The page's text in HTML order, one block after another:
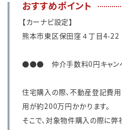
おすすめポイント
【カーナビ設定】
熊本市東区保田窪４丁目4-22
●●● 仲介手数料0円キャン
住宅購入の際、不動産登記費
用が約200万円かかります。
そこで、対象物件購入の際に